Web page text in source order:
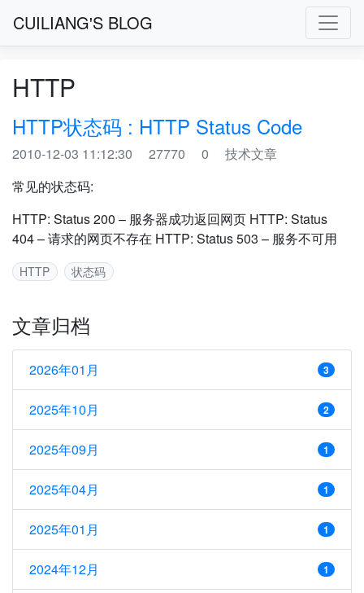
CUILIANG'S BLOG
HTTP
HTTP状态码 : HTTP Status Code
2010-12-03 11:12:30 27770 0
技术文章
常见的状态码:
HTTP: Status 200 – 服务器成功返回网页 HTTP: Status
404 – 请求的网页不存在 HTTP: Status 503 – 服务不可用
HTTP 状态码
文章归档
2026年01月 3
2025年10月 2
2025年09月 1
2025年04月 1
2025年01月 1
2024年12月 1